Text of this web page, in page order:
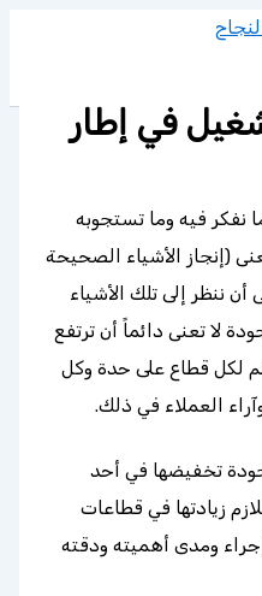
في إطار
نفكر فيه وما تستجوبه
(إنجاز الأشياء الصحيحة
ننظر إلى تلك الأشياء
لا تعنى دائماً أن ترتفع
لكل قطاع على حدة وكل
العملاء في ذلك.
تخفيضها في أحد
زيادتها في قطاعات
ومدى أهميته ودقته